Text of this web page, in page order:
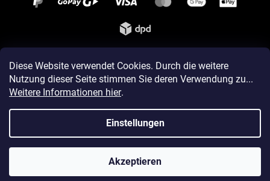
Diese Website verwendet Cookies. Durch die weitere
Nutzung dieser Seite stimmen Sie deren Verwendung zu...
Weitere Informationen hier.
Einstellungen
Akzeptieren
Instagram
Erstellt von Shoptet
Copyright 2026ELEVEN sportswear. Alle Rechte vorbehalten.
Cookie-Einstellungen ändern